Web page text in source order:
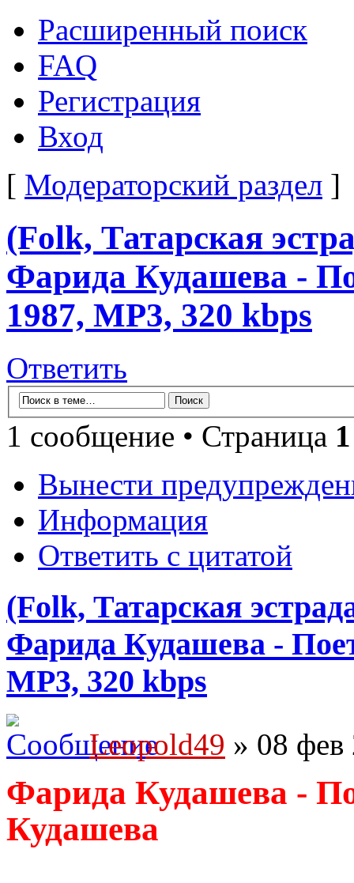
Расширенный поиск
FAQ
Регистрация
Вход
[ Модераторский раздел ]
(Folk, Татарская
Фарида Кудашева -
1987, MP3, 320 kbps
Ответить
1 сообщение • Страница 1
Вынести
Информация
Ответить с цитатой
(Folk, Татарская
Фарида Кудашева -
MP3, 320 kbps
Leopold49 » 08 фев
Фарида Кудашева -
Кудашева